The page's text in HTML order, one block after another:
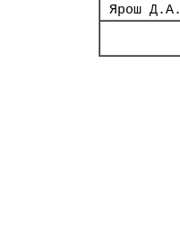
Ярош Д.А.